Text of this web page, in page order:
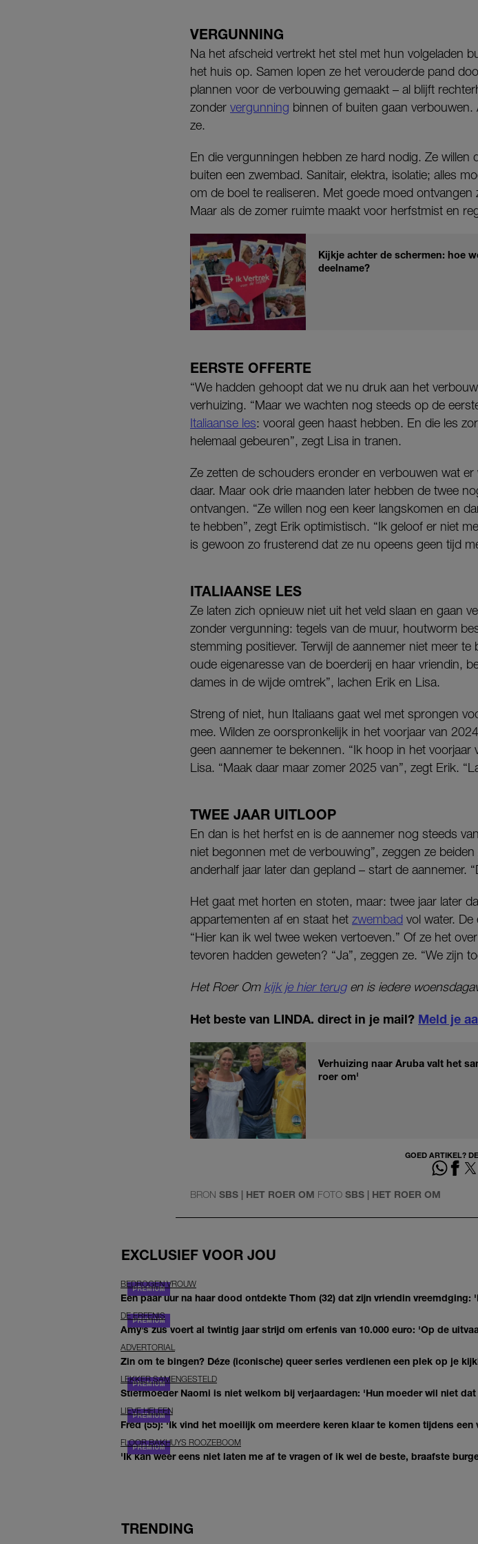
VERGUNNING
Na het afscheid vertrekt het stel met hun volgeladen
het huis op. Samen lopen ze het verouderde pand
plannen voor de verbouwing gemaakt – al blijft
zonder vergunning binnen of buiten gaan
ze.
En die vergunningen hebben ze hard nodig. Ze
buiten een zwembad. Sanitair, elektra, isolatie; alles
om de boel te realiseren. Met goede moed ontvangen
Maar als de zomer ruimte maakt voor herfstmist en
Kijkje achter de schermen: hoe
deelname?
EERSTE OFFERTE
“We hadden gehoopt dat we nu druk aan het
verhuizing. “Maar we wachten nog steeds op de
Italiaanse les: vooral geen haast hebben. En die les
helemaal gebeuren”, zegt Lisa in tranen.
Ze zetten de schouders eronder en verbouwen wat
daar. Maar ook drie maanden later hebben de twee
ontvangen. “Ze willen nog een keer langskomen en
te hebben”, zegt Erik optimistisch. “Ik geloof er niet
is gewoon zo frusterend dat ze nu opeens geen tijd
ITALIAANSE LES
Ze laten zich opnieuw niet uit het veld slaan en gaan
zonder vergunning: tegels van de muur, houtworm
stemming positiever. Terwijl de aannemer niet meer
oude eigenaresse van de boerderij en haar vriendin,
dames in de wijde omtrek”, lachen Erik en Lisa.
Streng of niet, hun Italiaans gaat wel met sprongen
mee. Wilden ze oorspronkelijk in het voorjaar van
geen aannemer te bekennen. “Ik hoop in het
Lisa. “Maak daar maar zomer 2025 van”, zegt Erik.
TWEE JAAR UITLOOP
En dan is het herfst en is de aannemer nog steeds
niet begonnen met de verbouwing”, zeggen ze
anderhalf jaar later dan gepland – start de aannemer.
Het gaat met horten en stoten, maar: twee jaar later
appartementen af en staat het zwembad vol water.
“Hier kan ik wel twee weken vertoeven.” Of ze het
tevoren hadden geweten? “Ja”, zeggen ze. “We zijn
Het Roer Om kijk je hier terugen is iedere
Het beste van LINDA. direct in je mail? Meld je
Verhuizing naar Aruba valt het
roer om'
GOED ARTIKEL?
BRON SBS | HET ROER OM FOTO SBS | HET ROER OM
EXCLUSIEF VOOR JOU
BEDROGEN VROUW
Een paar uur na haar dood ontdekte Thom (32) dat zijn vriendin vreemdging:
DE ERFENIS
Amy’s zus voert al twintig jaar strijd om erfenis van 10.000 euro: 'Op de
ADVERTORIAL
Zin om te bingen? Déze (iconische) queer series verdienen een plek op je
LEKKER SAMENGESTELD
Stiefmoeder Naomi is niet welkom bij verjaardagen: 'Hun moeder wil niet
LIEVE HELEEN
Fred (55): 'Ik vind het moeilijk om meerdere keren klaar te komen tijdens een
FLOOR BAKHUYS ROOZEBOOM
'Ik kan weer eens niet laten me af te vragen of ik wel de beste, braafste
TRENDING